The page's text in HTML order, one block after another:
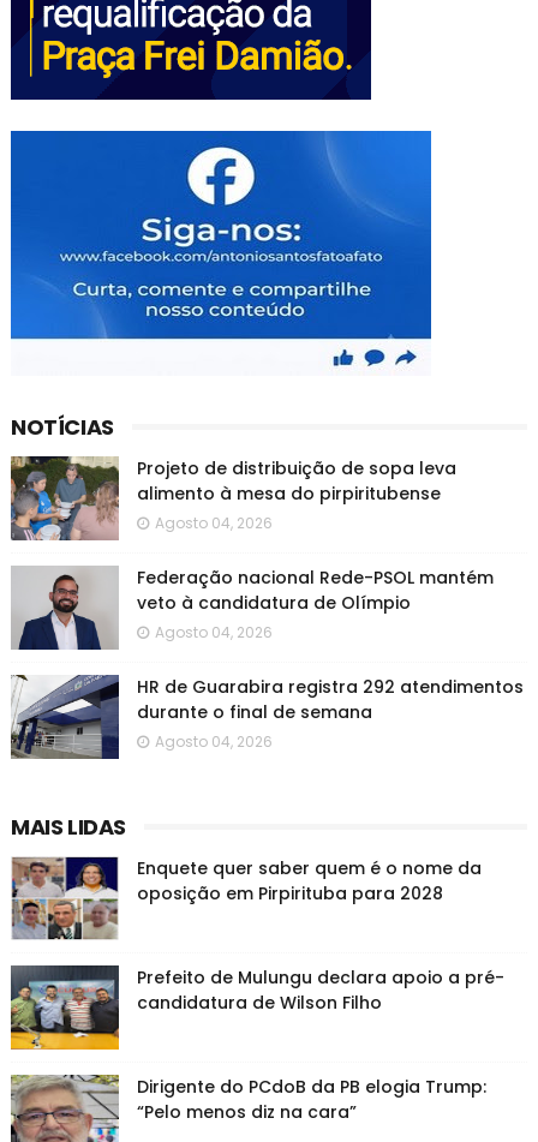
NOTÍCIAS
Projeto de distribuição de sopa leva
alimento à mesa do pirpiritubense
Agosto 04, 2026
Federação nacional Rede-PSOL mantém
veto à candidatura de Olímpio
Agosto 04, 2026
HR de Guarabira registra 292 atendimentos
durante o final de semana
Agosto 04, 2026
MAIS LIDAS
Enquete quer saber quem é o nome da
oposição em Pirpirituba para 2028
Prefeito de Mulungu declara apoio a pré-
candidatura de Wilson Filho
Dirigente do PCdoB da PB elogia Trump:
“Pelo menos diz na cara”